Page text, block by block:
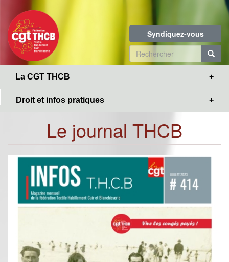
contenu
principal
Syndiquez-vous
Formulaire
de
La CGT THCB
Droit et infos pratiques
Le journal THCB